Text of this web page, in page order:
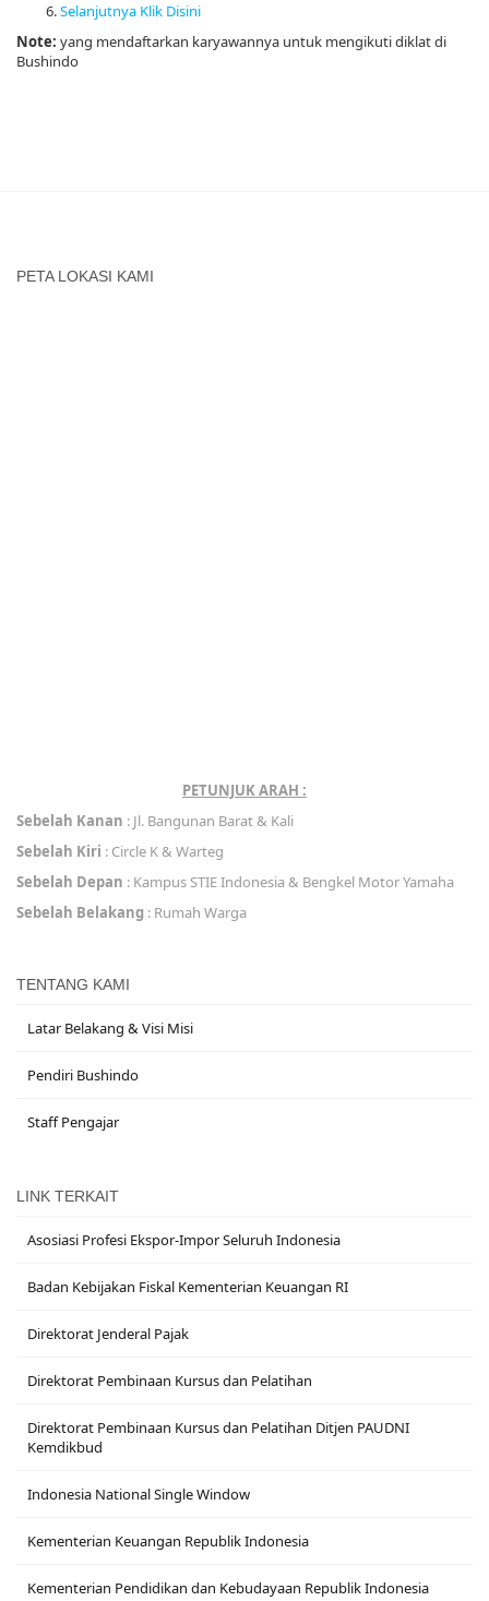
Selanjutnya Klik Disini
Note: yang mendaftarkan karyawannya untuk mengikuti diklat di
Bushindo
PETA LOKASI KAMI
PETUNJUK ARAH :
Sebelah Kanan : Jl. Bangunan Barat & Kali
Sebelah Kiri : Circle K & Warteg
Sebelah Depan : Kampus STIE Indonesia & Bengkel Motor Yamaha
Sebelah Belakang : Rumah Warga
TENTANG KAMI
Latar Belakang & Visi Misi
Pendiri Bushindo
Staff Pengajar
LINK TERKAIT
Asosiasi Profesi Ekspor-Impor Seluruh Indonesia
Badan Kebijakan Fiskal Kementerian Keuangan RI
Direktorat Jenderal Pajak
Direktorat Pembinaan Kursus dan Pelatihan
Direktorat Pembinaan Kursus dan Pelatihan Ditjen PAUDNI
Kemdikbud
Indonesia National Single Window
Kementerian Keuangan Republik Indonesia
Kementerian Pendidikan dan Kebudayaan Republik Indonesia